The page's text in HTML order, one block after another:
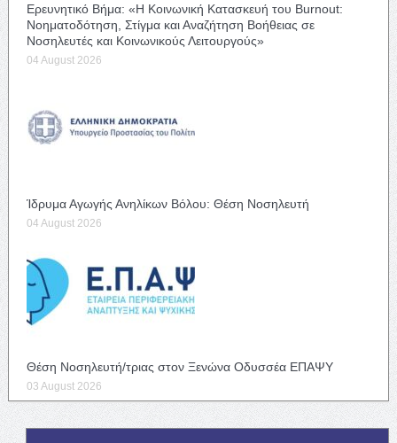
Ερευνητικό Βήμα: «Η Κοινωνική Κατασκευή του Burnout:
Νοηματοδότηση, Στίγμα και Αναζήτηση Βοήθειας σε
Νοσηλευτές και Κοινωνικούς Λειτουργούς»
04 August 2026
Ίδρυμα Αγωγής Ανηλίκων Βόλου: Θέση Νοσηλευτή
04 August 2026
Θέση Νοσηλευτή/τριας στον Ξενώνα Οδυσσέα ΕΠΑΨΥ
03 August 2026